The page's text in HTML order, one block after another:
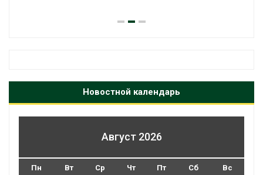
Новостной календарь
Август 2026
Пн Вт Ср Чт Пт Сб Вс